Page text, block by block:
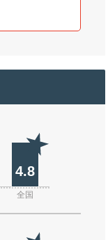
4.8
全国